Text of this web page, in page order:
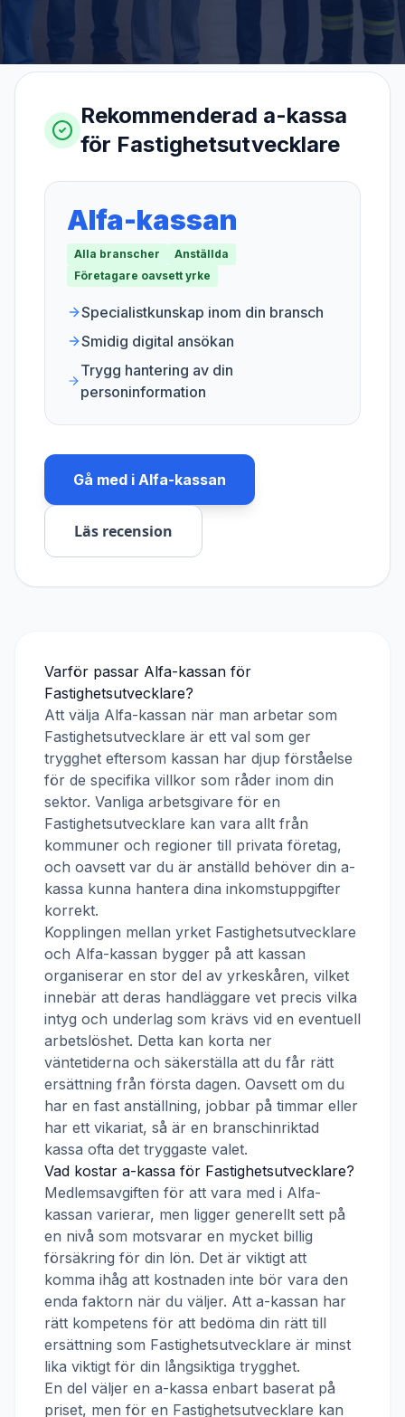
Rekommenderad a-kassa
för Fastighetsutvecklare
Alfa-kassan
Alla branscher
Anställda
Företagare oavsett yrke
Specialistkunskap inom din bransch
Smidig digital ansökan
Trygg hantering av din
personinformation
Gå med i Alfa-kassan
Läs recension
Varför passar Alfa-kassan för
Fastighetsutvecklare?
Att välja Alfa-kassan när man arbetar som
Fastighetsutvecklare är ett val som ger
trygghet eftersom kassan har djup förståelse
för de specifika villkor som råder inom din
sektor. Vanliga arbetsgivare för en
Fastighetsutvecklare kan vara allt från
kommuner och regioner till privata företag,
och oavsett var du är anställd behöver din a-
kassa kunna hantera dina inkomstuppgifter
korrekt.
Kopplingen mellan yrket Fastighetsutvecklare
och Alfa-kassan bygger på att kassan
organiserar en stor del av yrkeskåren, vilket
innebär att deras handläggare vet precis vilka
intyg och underlag som krävs vid en eventuell
arbetslöshet. Detta kan korta ner
väntetiderna och säkerställa att du får rätt
ersättning från första dagen. Oavsett om du
har en fast anställning, jobbar på timmar eller
har ett vikariat, så är en branschinriktad
kassa ofta det tryggaste valet.
Vad kostar a-kassa för Fastighetsutvecklare?
Medlemsavgiften för att vara med i Alfa-
kassan varierar, men ligger generellt sett på
en nivå som motsvarar en mycket billig
försäkring för din lön. Det är viktigt att
komma ihåg att kostnaden inte bör vara den
enda faktorn när du väljer. Att a-kassan har
rätt kompetens för att bedöma din rätt till
ersättning som Fastighetsutvecklare är minst
lika viktigt för din långsiktiga trygghet.
En del väljer en a-kassa enbart baserat på
priset, men för en Fastighetsutvecklare kan